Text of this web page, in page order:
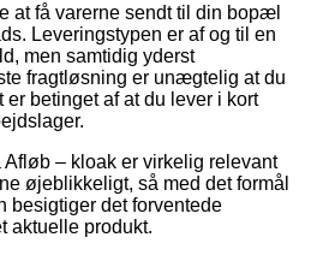
at få varerne sendt til din bopæl
Leveringstypen er af og til en
men samtidig yderst
fragtløsning er unægtelig at du
betinget af at du lever i kort
– kloak er virkelig relevant
øjeblikkeligt, så med det formål
besigtiger det forventede
aktuelle produkt.